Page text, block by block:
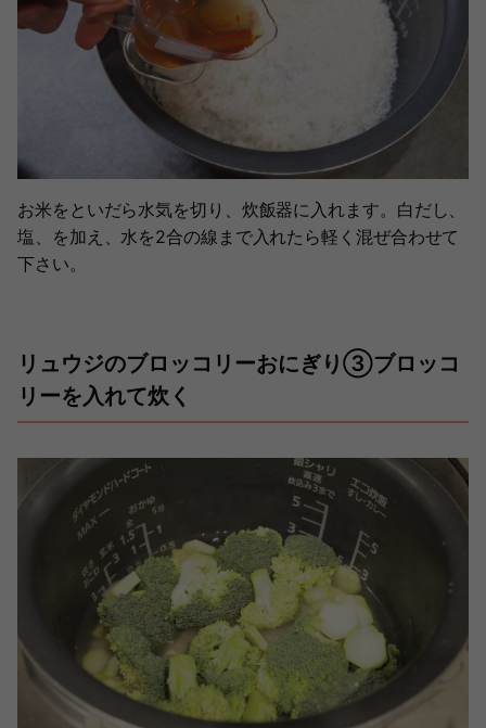
お米をといだら水気を切り、炊飯器に入れます。白だし、
塩、を加え、水を2合の線まで入れたら軽く混ぜ合わせて
下さい。
リュウジのブロッコリーおにぎり③ブロッコ
リーを入れて炊く